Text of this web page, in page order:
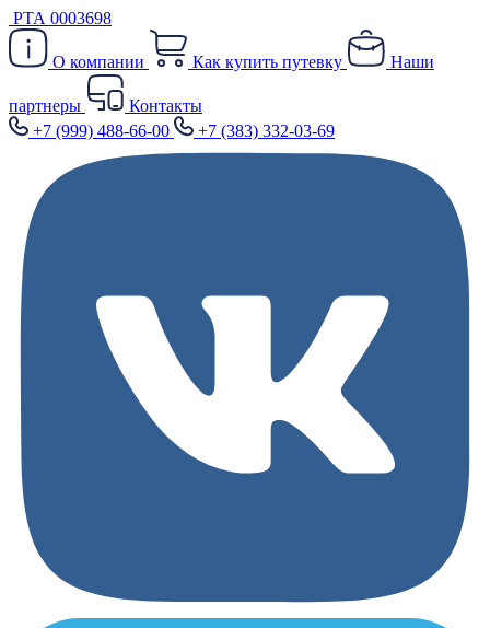
РТА 0003698
О компании Как купить путевку Наши
партнеры
Контакты
+7 (999) 488-66-00
+7 (383) 332-03-69